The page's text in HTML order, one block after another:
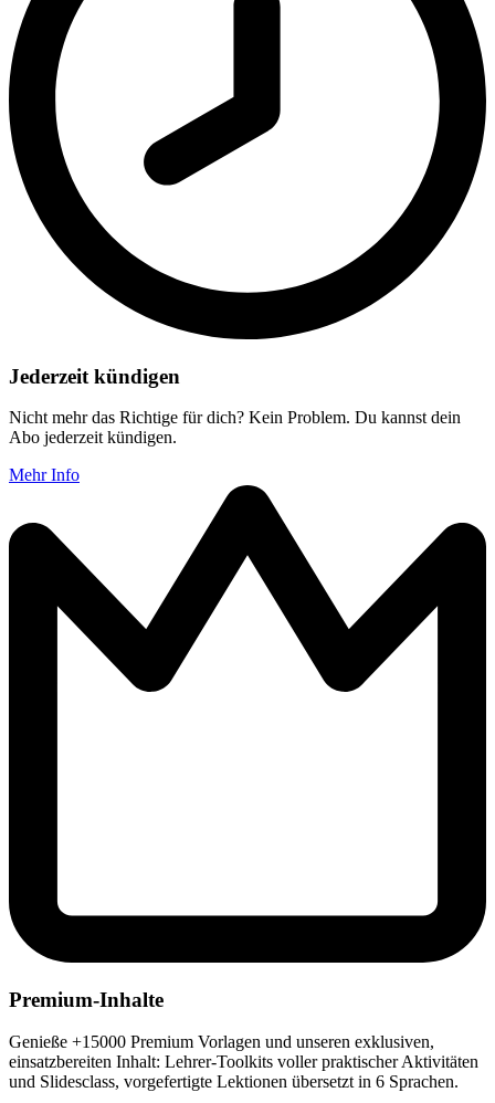
Jederzeit kündigen
Nicht mehr das Richtige für dich? Kein Problem. Du kannst dein
Abo jederzeit kündigen.
Mehr Info
Premium-Inhalte
Genieße +15000 Premium Vorlagen und unseren exklusiven,
einsatzbereiten Inhalt: Lehrer-Toolkits voller praktischer Aktivitäten
und Slidesclass, vorgefertigte Lektionen übersetzt in 6 Sprachen.